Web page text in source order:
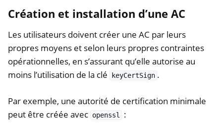
Création et installation d’une AC
Les utilisateurs doivent créer une AC par leurs
propres moyens et selon leurs propres contraintes
opérationnelles, en s’assurant qu’elle autorise au
moins l’utilisation de la clé
keyCertSign .
Par exemple, une autorité de certification minimale
peut être créée avec openssl :